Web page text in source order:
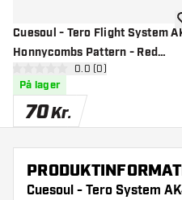
Cuesoul - Tero Flight System
Honnycombs Pattern - Red
Standard - Dart Flights
åbn anmeldelsespanel
0 bedømmelsesstjerner
0.0 (0)
På lager
70Kr.
Cuesoul - Tero System